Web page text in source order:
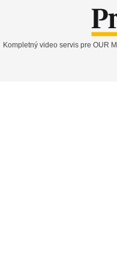
Kompletný video servis pre OUR